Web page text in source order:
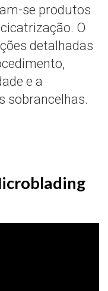
se produtos
O
detalhadas
e a
sobrancelhas.